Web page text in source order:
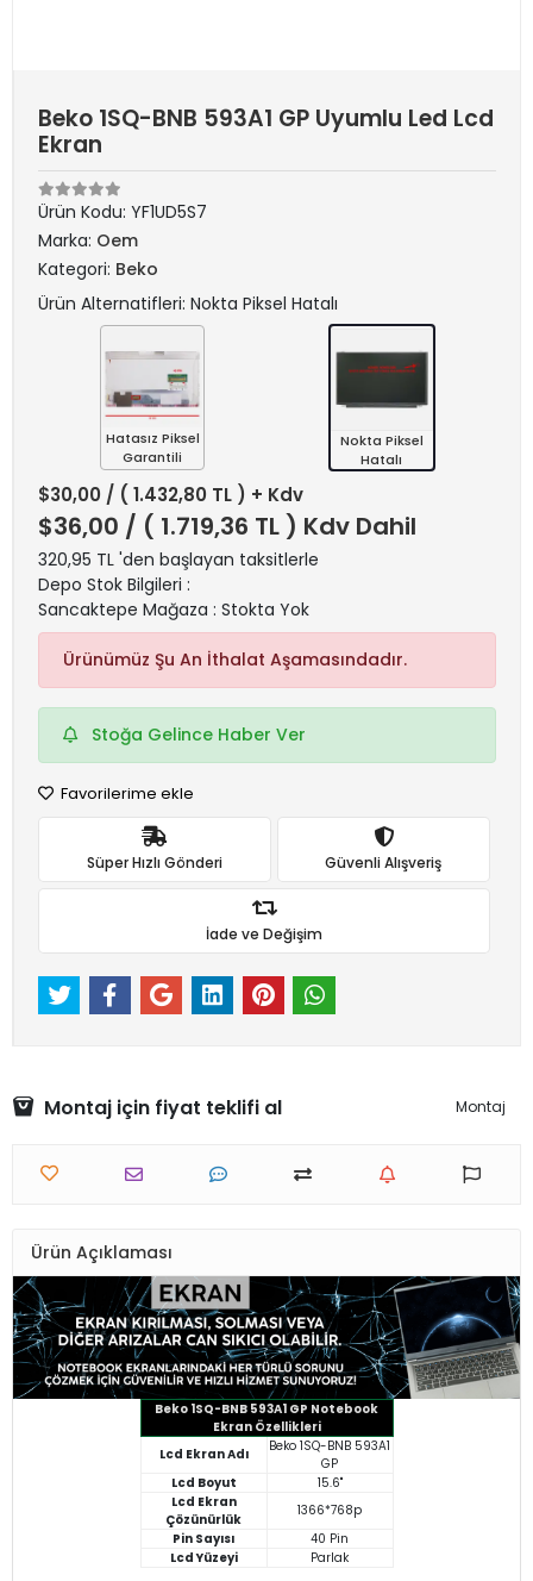
Beko 1SQ-BNB 593A1 GP Uyumlu Led Lcd
Ekran
Ürün Kodu: YF1UD5S7
Marka: Oem
Kategori: Beko
Ürün Alternatifleri: Nokta Piksel Hatalı
Hatasız Piksel
Garantili
Nokta Piksel
Hatalı
$30,00 / ( 1.432,80 TL ) + Kdv
$36,00 / ( 1.719,36 TL ) Kdv Dahil
320,95 TL 'den başlayan taksitlerle
Depo Stok Bilgileri :
Sancaktepe Mağaza : Stokta Yok
Ürünümüz Şu An İthalat Aşamasındadır.
Stoğa Gelince Haber Ver
Favorilerime ekle
Süper Hızlı Gönderi Güvenli Alışveriş
İade ve Değişim
Montaj için fiyat teklifi al Montaj
Ürün Açıklaması
Beko 1SQ-BNB 593A1 GP Notebook
Ekran Özellikleri
Lcd Ekran Adı
Beko 1SQ-BNB 593A1
GP
Lcd Boyut
15.6"
Lcd Ekran
Çözünürlük
1366*768p
Pin Sayısı
40 Pin
Lcd Yüzeyi
Parlak